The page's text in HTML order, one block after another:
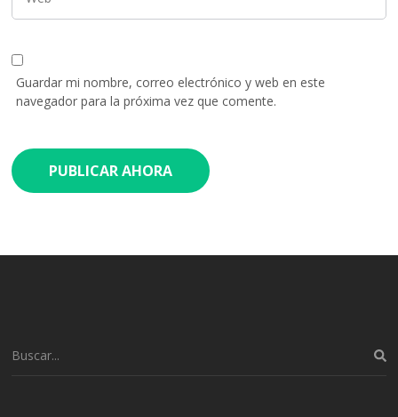
Guardar mi nombre, correo electrónico y web en este
navegador para la próxima vez que comente.
Buscar: